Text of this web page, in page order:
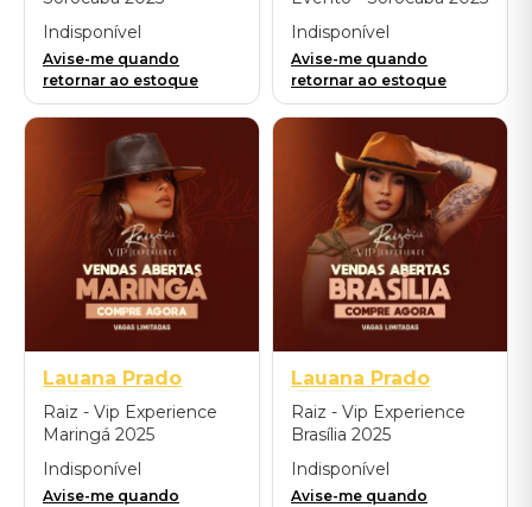
Indisponível
Avise-me quando
retornar ao estoque
Indisponível
Avise-me quando
retornar ao estoque
Lauana Prado
Raiz - Vip Experience
Maringá 2025
Indisponível
Avise-me quando
Lauana Prado
Raiz - Vip Experience
Brasília 2025
Indisponível
Avise-me quando